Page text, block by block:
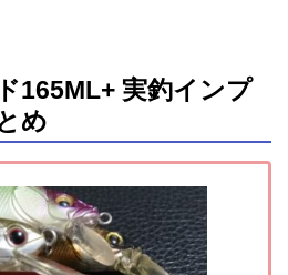
165ML+ 実釣インプ
め